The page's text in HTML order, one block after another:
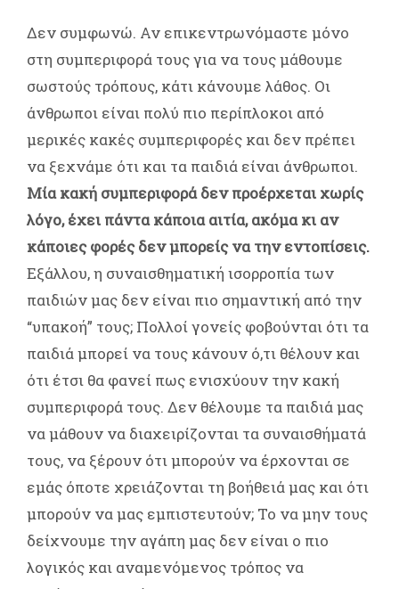
Δεν συμφωνώ. Αν επικεντρωνόμαστε μόνο
στη συμπεριφορά τους για να τους μάθουμε
σωστούς τρόπους, κάτι κάνουμε λάθος. Οι
άνθρωποι είναι πολύ πιο περίπλοκοι από
μερικές κακές συμπεριφορές και δεν πρέπει
να ξεχνάμε ότι και τα παιδιά είναι άνθρωποι.
Μία κακή συμπεριφορά δεν προέρχεται χωρίς
λόγο, έχει πάντα κάποια αιτία, ακόμα κι αν
κάποιες φορές δεν μπορείς να την εντοπίσεις.
Εξάλλου, η συναισθηματική ισορροπία των
παιδιών μας δεν είναι πιο σημαντική από την
“υπακοή” τους; Πολλοί γονείς φοβούνται ότι τα
παιδιά μπορεί να τους κάνουν ό,τι θέλουν και
ότι έτσι θα φανεί πως ενισχύουν την κακή
συμπεριφορά τους. Δεν θέλουμε τα παιδιά μας
να μάθουν να διαχειρίζονται τα συναισθήματά
τους, να ξέρουν ότι μπορούν να έρχονται σε
εμάς όποτε χρειάζονται τη βοήθειά μας και ότι
μπορούν να μας εμπιστευτούν; Το να μην τους
δείχνουμε την αγάπη μας δεν είναι ο πιο
λογικός και αναμενόμενος τρόπος να